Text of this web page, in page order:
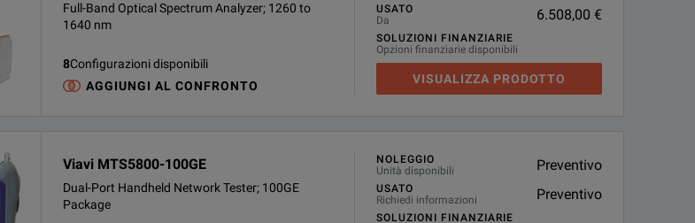
Full-Band Optical Spectrum Analyzer; 1260 to
1640 nm
8Configurazioni disponibili
AGGIUNGI AL CONFRONTO
USATO
Da
6.508,00 €
SOLUZIONI FINANZIARIE
Opzioni finanziarie disponibili
VISUALIZZA PRODOTTO
Viavi MTS5800-100GE
Dual-Port Handheld Network Tester; 100GE
Package
NOLEGGIO
Unità disponibili
Preventivo
USATO
Richiedi informazioni
Preventivo
SOLUZIONI FINANZIARIE